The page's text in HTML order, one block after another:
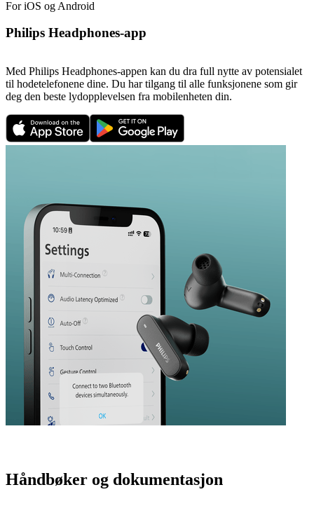
For iOS og Android
Philips Headphones-app
Med Philips Headphones-appen kan du dra full nytte av potensialet
til hodetelefonene dine. Du har tilgang til alle funksjonene som gir
deg den beste lydopplevelsen fra mobilenheten din.
Håndbøker og dokumentasjon